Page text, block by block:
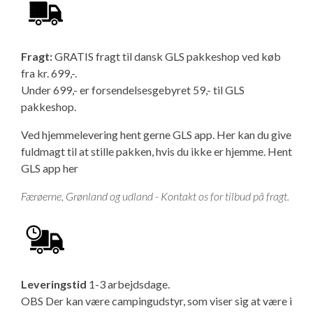
Fragt:GRATIS fragt til dansk GLS pakkeshop ved køb
fra kr. 699,-.
Under 699,- er forsendelsesgebyret 59,- til GLS
pakkeshop.
Ved hjemmelevering hent gerne GLS app. Her kan du give
fuldmagt til at stille pakken, hvis du ikke er hjemme. Hent
GLS app her
Færøerne, Grønland og udland - Kontakt os for tilbud på fragt.
Leveringstid 1-3 arbejdsdage.
OBS Der kan være campingudstyr, som viser sig at være i